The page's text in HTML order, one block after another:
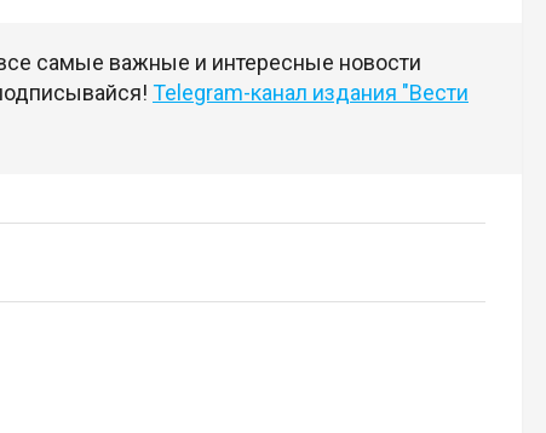
самые важные и интересные новости
Telegram-канал издания "Вести